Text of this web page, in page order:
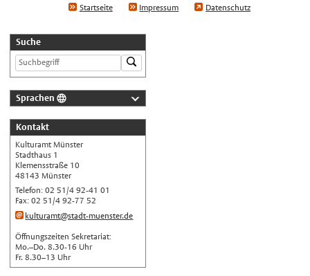
Startseite Impressum Datenschutz
Suche
Sprachen
Nederlands
English
Українська
Türkçe
اللغة العربية
Français
Español
Kontakt
Kulturamt Münster
Stadthaus 1
Klemensstraße 10
48143 Münster
Telefon: 02 51/4 92-41 01
Fax: 02 51/4 92-77 52
kulturamt@stadt-muenster.de
Öffnungszeiten Sekretariat:
Mo.–Do. 8.30-16 Uhr
Fr. 8.30–13 Uhr